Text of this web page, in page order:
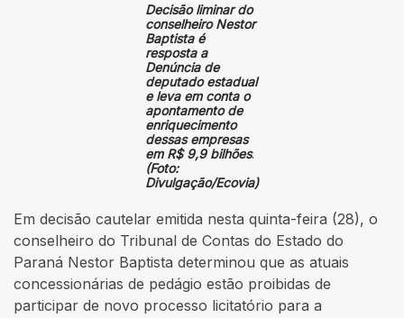
Decisão liminar do
conselheiro Nestor
Baptista é
resposta a
Denúncia de
deputado estadual
e leva em conta o
apontamento de
enriquecimento
dessas empresas
em R$ 9,9 bilhões.
(Foto:
Divulgação/Ecovia)
Em decisão cautelar emitida nesta quinta-feira (28), o
conselheiro do Tribunal de Contas do Estado do
Paraná Nestor Baptista determinou que as atuais
concessionárias de pedágio estão proibidas de
participar de novo processo licitatório para a